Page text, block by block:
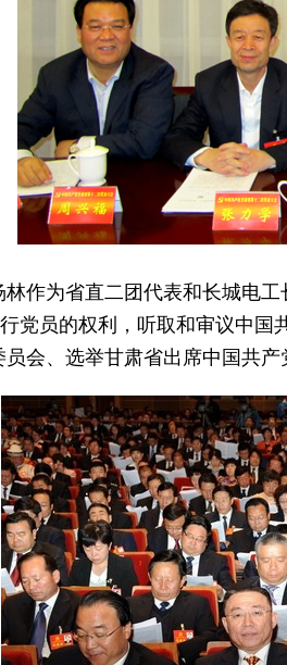
为省直二团代表和长城电工
党员的权利，听取和审议中
会、选举甘肃省出席中国共